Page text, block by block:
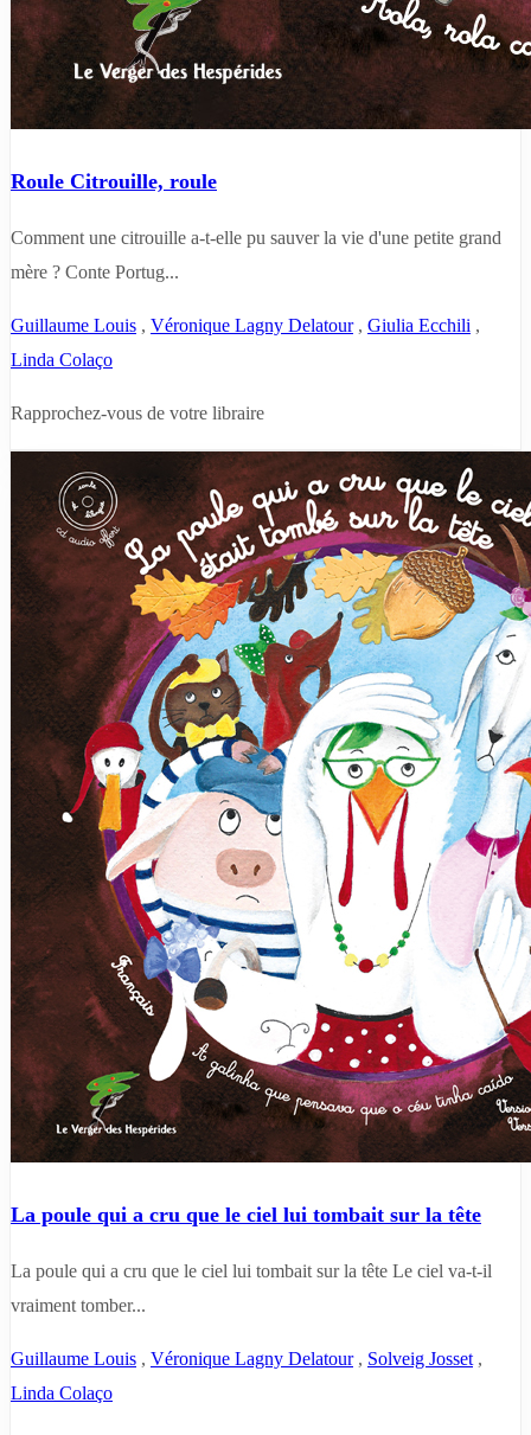
Roule Citrouille, roule
Comment une citrouille a-t-elle pu sauver la vie d'une petite grand
mère ? Conte Portug...
Guillaume Louis , Véronique Lagny Delatour, Giulia Ecchili ,
Linda Colaço
Rapprochez-vous de votre libraire
La poule qui a cru que le ciel lui tombait sur la tête
La poule qui a cru que le ciel lui tombait sur la tête Le ciel va-t-il
vraiment tomber...
Guillaume Louis , Véronique Lagny Delatour, Solveig Josset,
Linda Colaço